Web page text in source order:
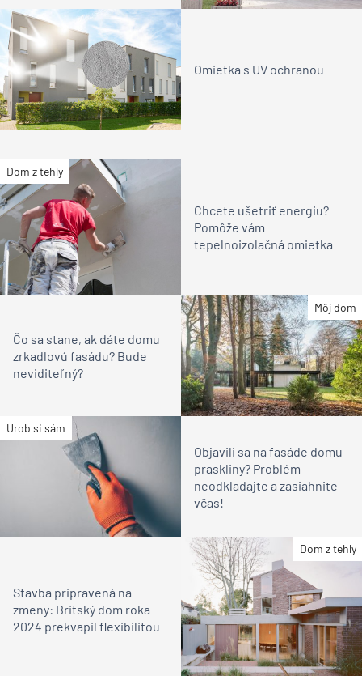
Omietka s UV ochranou
Dom z tehly
Chcete ušetriť energiu?
Pomôže vám
tepelnoizolačná omietka
Môj dom
Čo sa stane, ak dáte domu
zrkadlovú fasádu? Bude
neviditeľný?
Urob si sám
Objavili sa na fasáde domu
praskliny? Problém
neodkladajte a zasiahnite
včas!
Dom z tehly
Stavba pripravená na
zmeny: Britský dom roka
2024 prekvapil flexibilitou